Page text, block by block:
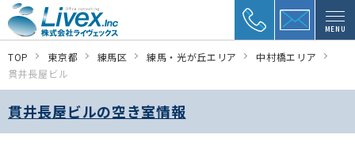
MENU
TOP 東京都 練馬区 練馬・光が丘エリア
中村橋エリア
貫井長屋ビル
貫井長屋ビルの空き室情報